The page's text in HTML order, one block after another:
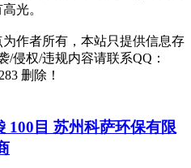
光。
为作者所有，本站只提供信息存
/侵权/违规内容请联系QQ：
删除！
100目 苏州科萨环保有限